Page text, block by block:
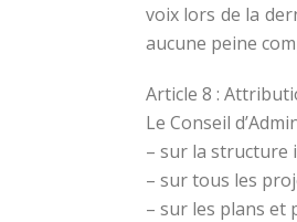
voix lors de la
aucune peine
Article 8 :
Le Conseil
– sur la structure
– sur tous les
– sur les plans et